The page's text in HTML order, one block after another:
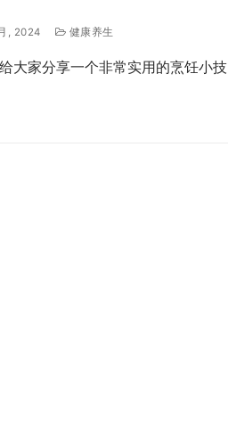
, 2024 健康养生
大家分享一个非常实用的烹饪小技